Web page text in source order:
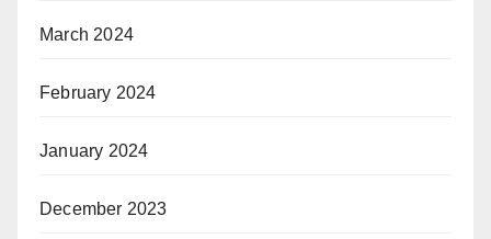
March 2024
February 2024
January 2024
December 2023